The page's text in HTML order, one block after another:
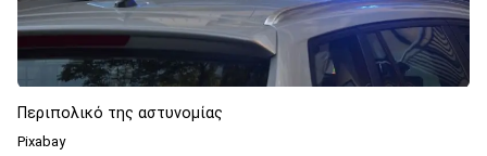
Περιπολικό της αστυνομίας
Pixabay